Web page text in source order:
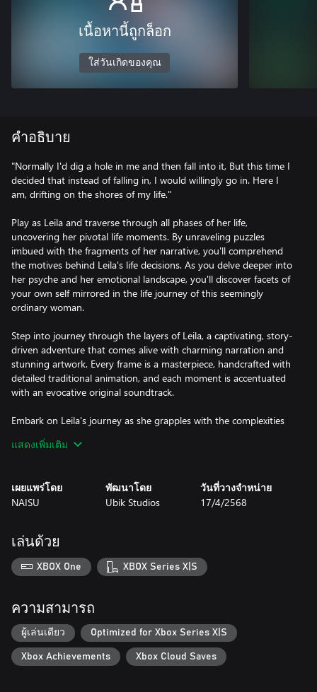
เนื้อหานี้ถูกล็อก
ใส่วันเกิดของคุณ
คำอธิบาย
"Normally I'd dig a hole in me and then fall into it, But this time I
decided that instead of falling in, I would willingly go in. Here I
am, drifting on the shores of my life."
Play as Leila and traverse through all phases of her life,
uncovering her pivotal life moments. By unraveling puzzles
imbued with the fragments of her narrative, you'll comprehend
the motives behind Leila's life decisions. As you delve deeper into
her psyche and her emotional landscape, you'll discover facets of
your own self mirrored in the life journey of this seemingly
ordinary woman.
Step into journey through the layers of Leila, a captivating, story-
driven adventure that comes alive with charming narration and
stunning artwork. Every frame is a masterpiece, handcrafted with
detailed traditional animation, and each moment is accentuated
with an evocative original soundtrack.
Embark on Leila's journey as she grapples with the complexities
provoking puzzles that challenge and engage, deepening the
แสดงเพิ่มเติม
เผยแพร่โดย
NAISU
พัฒนาโดย
Ubik Studios
วันที่วางจำหน่าย
17/4/2568
เล่นด้วย
XBOX One XBOX Series X|S
ความสามารถ
ผู้เล่นเดียว Optimized for Xbox Series X|S
Xbox Achievements Xbox Cloud Saves